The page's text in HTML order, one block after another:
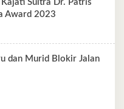
Kajati Sultra Dr. Patris
Award 2023
dan Murid Blokir Jalan